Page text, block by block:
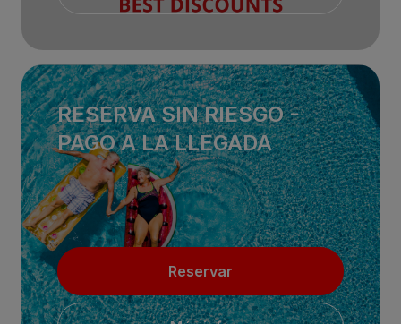
RESERVA SIN RIESGO -
PAGO A LA LLEGADA
Reservar